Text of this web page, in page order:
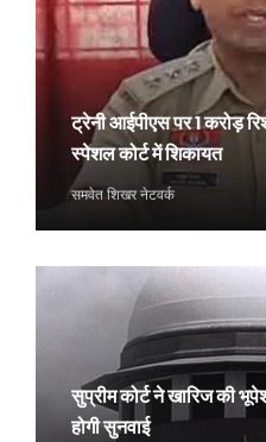
ट्रेनी आईपीएस पर 1 करोड़
स्पेशल कोर्ट में शिकायत
समवेत शिखर नेटवर्क
सुप्रीम कोर्ट ने खारिज की
होगी सुनवाई